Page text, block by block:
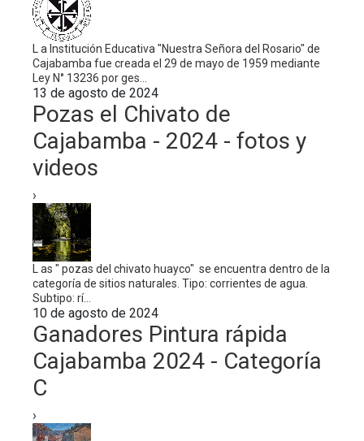
L a Institución Educativa "Nuestra Señora del Rosario" de
Cajabamba fue creada el 29 de mayo de 1959 mediante
Ley N° 13236 por ges...
13 de agosto de 2024
Pozas el Chivato de
Cajabamba - 2024 - fotos y
videos
›
L as " pozas del chivato huayco" se encuentra dentro de la
categoría de sitios naturales. Tipo: corrientes de agua.
Subtipo: rí...
10 de agosto de 2024
Ganadores Pintura rápida
Cajabamba 2024 - Categoría
C
›